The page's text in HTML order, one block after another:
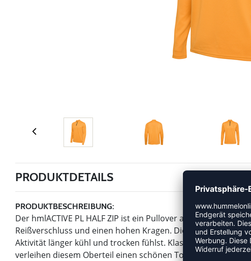
PRODUKTDETAILS
PRODUKTBESCHREIBUNG:
Der hmlACTIVE PL HALF ZIP ist ein Pullover aus
Reißverschluss und einen hohen Kragen. Die BEECOOL®
Aktivität länger kühl und trocken fühlst. Klassische
verleihen diesem Oberteil einen schönen Touch.